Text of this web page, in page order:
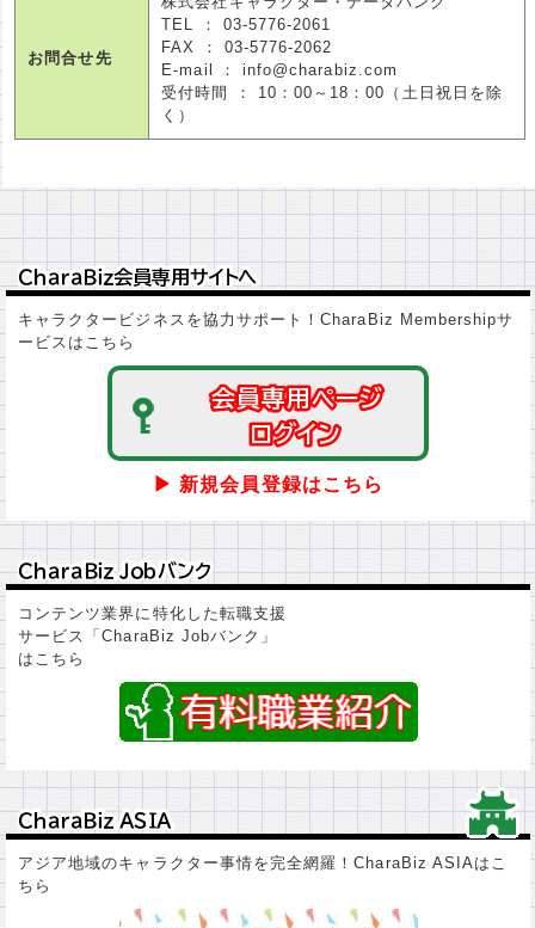
お問合せ先
TEL ： 03-5776-2061
FAX ： 03-5776-2062
E-mail ： info@charabiz.com
受付時間 ： 10：00～18：00（土日祝日を除
く）
ＣｈａｒａＢｉｚ会員専用サイトへ
ＣｈａｒａＢｉｚ会員専用サイトへ
キャラクタービジネスを協力サポート！CharaBiz Membershipサ
ービスはこちら
会員専用ページ
会員専用ページ
ログイン
ログイン
▶ 新規会員登録はこちら
ＣｈａｒａＢｉｚ Ｊｏｂバンク
ＣｈａｒａＢｉｚ Ｊｏｂバンク
コンテンツ業界に特化した転職支援
サービス「CharaBiz Jobバンク」
はこちら
ＣｈａｒａＢｉｚ ＡＳＩＡ
ＣｈａｒａＢｉｚ ＡＳＩＡ
アジア地域のキャラクター事情を完全網羅！CharaBiz ASIAはこ
ちら